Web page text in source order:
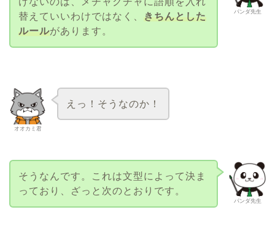
パンダ先生
替えていいわけではなく、
きちんとした
ルールがあります。
オオカミ君
えっ！そうなのか！
パンダ先生
そうなんです。これは文型によって決ま
っており、ざっと次のとおりです。